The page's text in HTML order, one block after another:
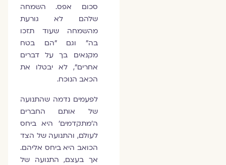
סכום אפס. השמחה
שלהם לא גורעת
מהשמחה שעוד תזכו
בה" וגם "הם בטח
מקנאים בך על דברים
אחרים", לא יבטלו את
הכאב הנוכח.
לפעמים נדמה שהתנועה
של אותם החברים
ה'מתקדמים' היא ביחס
לעולם, והתנועה של הצד
הכואב היא ביחס אליהם.
אך בעצם, התנועה של